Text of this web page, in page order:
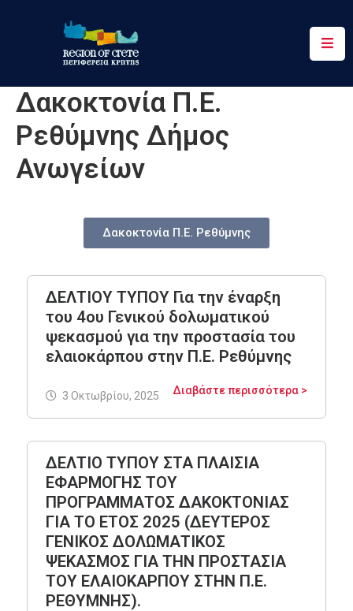
Περιφέρεια
Ενημέρωση
Έργα
Δράσεις
Δακοκτονία Π.Ε.
Ρεθύμνης Δήμος
Ανωγείων
Δακοκτονία Π.Ε. Ρεθύμνης
ΔΕΛΤΙΟΥ ΤΥΠΟΥ Για την έναρξη
του 4ου Γενικού δολωματικού
ψεκασμού για την προστασία του
ελαιοκάρπου στην Π.Ε. Ρεθύμνης
Διαβάστε περισσότερα >
3 Οκτωβρίου, 2025
ΔΕΛΤΙΟ ΤΥΠΟΥ ΣΤΑ ΠΛΑΙΣΙΑ
ΕΦΑΡΜΟΓΗΣ ΤΟΥ
ΠΡΟΓΡΑΜΜΑΤΟΣ ΔΑΚΟΚΤΟΝΙΑΣ
ΓΙΑ ΤΟ ΕΤΟΣ 2025 (ΔΕΥΤΕΡΟΣ
ΓΕΝΙΚΟΣ ΔΟΛΩΜΑΤΙΚΟΣ
ΨΕΚΑΣΜΟΣ ΓΙΑ ΤΗΝ ΠΡΟΣΤΑΣΙΑ
ΤΟΥ ΕΛΑΙΟΚΑΡΠΟΥ ΣΤΗΝ Π.Ε.
ΡΕΘΥΜΝΗΣ).